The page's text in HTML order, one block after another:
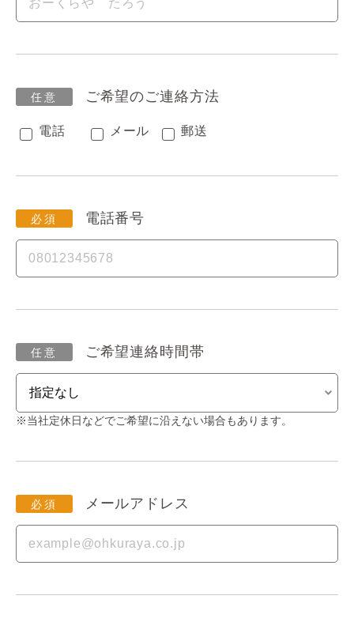
ご希望のご連絡方法
電話 メール 郵送
電話番号
ご希望連絡時間帯
※当社定休日などでご希望に沿えない場合もあります。
メールアドレス